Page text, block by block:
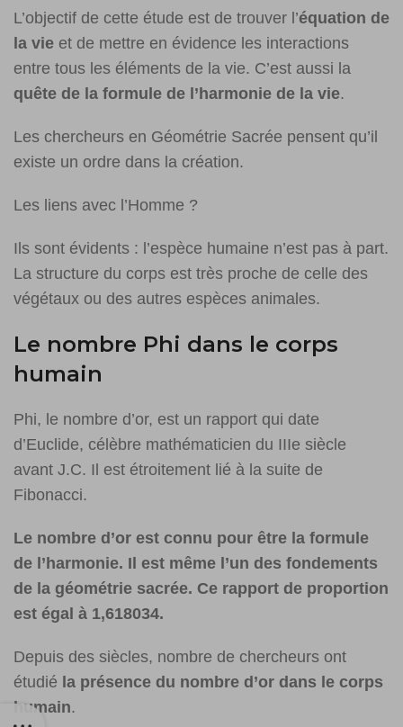
L’objectif de cette étude est de trouver l’équation de
la vie et de mettre en évidence les interactions
entre tous les éléments de la vie. C’est aussi la
quête de la formule de l’harmonie de la vie.
Les chercheurs en Géométrie Sacrée pensent qu’il
existe un ordre dans la création.
Les liens avec l’Homme ?
Ils sont évidents : l’espèce humaine n’est pas à part.
La structure du corps est très proche de celle des
végétaux ou des autres espèces animales.
Le nombre Phi dans le corps
humain
Phi, le nombre d’or, est un rapport qui date
d’Euclide, célèbre mathématicien du IIIe siècle
avant J.C. Il est étroitement lié à la suite de
Fibonacci.
Le nombre d’or est connu pour être la formule
de l’harmonie. Il est même l’un des fondements
de la géométrie sacrée. Ce rapport de proportion
est égal à 1,618034.
Depuis des siècles, nombre de chercheurs ont
étudié la présence du nombre d’or dans le corps
humain.